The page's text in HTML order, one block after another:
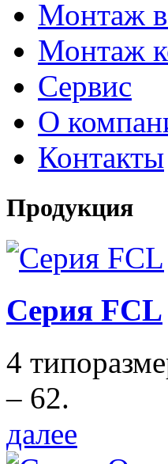
Монтаж
Монтаж
Сервис
О
Контакты
Продукция
Серия FCL
4
– 62.
далее